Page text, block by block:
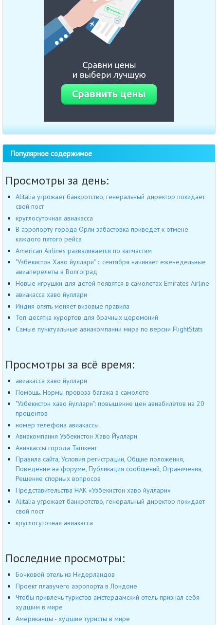
Популярное содержимое
Просмотры за день:
Alitalia угрожает банкротство, генеральный директор покидает
свой пост
круглосуточная авиакасса
В аэропорту города Орли забастовка приведет к отмене
каждого пятого рейса
American Airlines разваливается по запчастям
"Узбекистон Хаво йуллари" с сентября начинает еженедельные
авиаперелеты в Волгоград
Новые игрушки для детей появятся в самолетах Emirates Airline
авиакасса хаво йуллари
Индия опять меняет визовые правила
Топ десятка курортов для брачных церемоний
Самые пунктуальные авиакомпании мира по версии FlightStats
Просмотры за всё время:
авиакасса хаво йуллари
Помощь. Нормы провоза багажа в самолёте
"Узбекистон хаво йуллари": повышение цен авиабилетов на 20
процентов
номер телефона авиакассы
Авиакомпания Узбекистон Хаво Йуллари
Авиакассы города Ташкент
Правила сайта, Условия регистрации, Общие положения,
Поведение на форуме, Публикация сообщений, Ограничения,
Решение спорных вопросов
Представительства НАК «Узбекистон хаво йуллари»
Alitalia угрожает банкротство, генеральный директор покидает
свой пост
круглосуточная авиакасса
Последние просмотры:
Бочковой отель из Нидерландов
Проект плавучего аэропорта в Лондоне
Чтобы привлечь туристов амстердамский отель признал себя
худшим в мире
Американцы - худшие туристы в мире